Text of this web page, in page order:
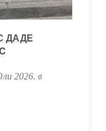
ДАДЕ
2026. в